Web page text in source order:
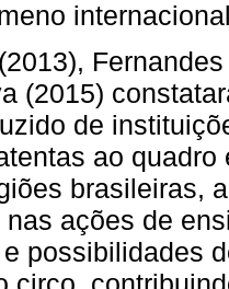
(2015)
de
ao
brasileiras,
ações de
possibilidades